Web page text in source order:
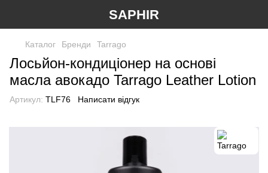
SAPHIR
Каталог Бренди Tarrago
Лосьйон-кондиціонер на основі
масла авокадо Tarrago Leather Lotion
Артикул: TLF76 Написати відгук